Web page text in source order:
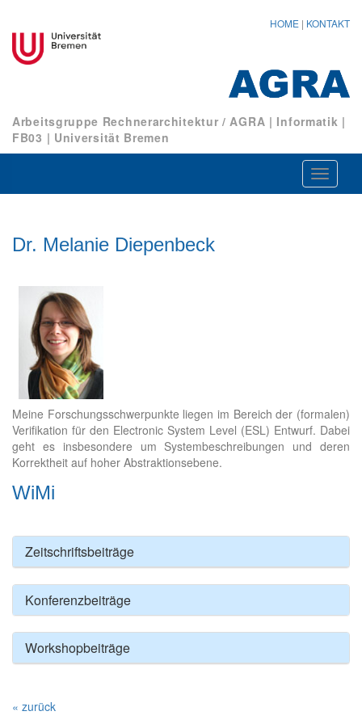
HOME | KONTAKT
Arbeitsgruppe Rechnerarchitektur / AGRA | Informatik |
FB03 | Universität Bremen
ein-/
Dr. Melanie Diepenbeck
Meine Forschungsschwerpunkte liegen im Bereich der (formalen)
Verifikation für den Electronic System Level (ESL) Entwurf. Dabei
geht es insbesondere um Systembeschreibungen und deren
Korrektheit auf hoher Abstraktionsebene.
WiMi
Zeitschriftsbeiträge
Konferenzbeiträge
Workshopbeiträge
« zurück